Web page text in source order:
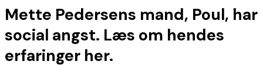
Mette Pedersens mand, Poul, har
social angst. Læs om hendes
erfaringer her.